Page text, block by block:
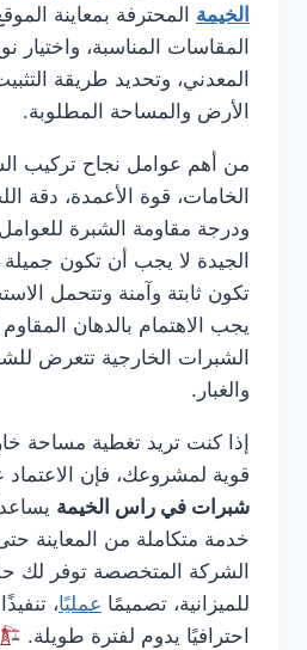
الخيمة المحترفة بمعاينة
المقاسات المناسبة، واختيار
المعدني، وتحديد طريقة
الأرض والمساحة المطلوبة.
من أهم عوامل نجاح تركيب
الخامات، قوة الأعمدة، دقة
ودرجة مقاومة الشبرة
الجيدة لا يجب أن تكون
تكون ثابتة وآمنة وتتحمل
يجب الاهتمام بالدهان
الشبرات الخارجية تتعرض
والغبار.
إذا كنت تريد تغطية مساحة
قوية لمشروعك، فإن الاعتماد
شبرات في راس الخيمة
خدمة متكاملة من المعاينة
الشركة المتخصصة توفر لك
للميزانية، تصميمًا عمليًا،
احترافيًا يدوم لفترة طويلة.